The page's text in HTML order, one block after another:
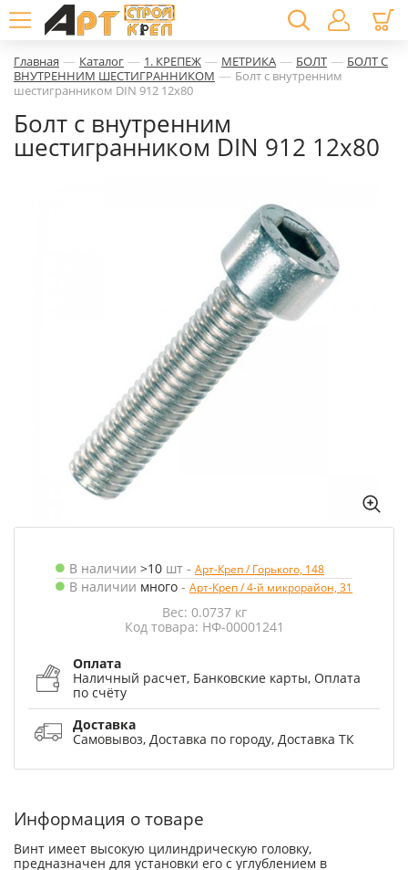
Главная — Каталог — 1. КРЕПЕЖ — МЕТРИКА — БОЛТ — БОЛТ С
ВНУТРЕННИМ ШЕСТИГРАННИКОМ — Болт с внутренним
шестигранником DIN 912 12х80
Болт с внутренним
шестигранником DIN 912 12х80
В наличии >10 шт - Арт-Креп / Горького, 148
В наличии много - Арт-Креп / 4-й микрорайон, 31
Вес: 0.0737 кг
Код товара: НФ-00001241
Оплата
Наличный расчет, Банковские карты, Оплата
по счёту
Доставка
Самовывоз, Доставка по городу, Доставка ТК
Информация о товаре
Винт имеет высокую цилиндрическую головку,
предназначен для установки его с углублением в